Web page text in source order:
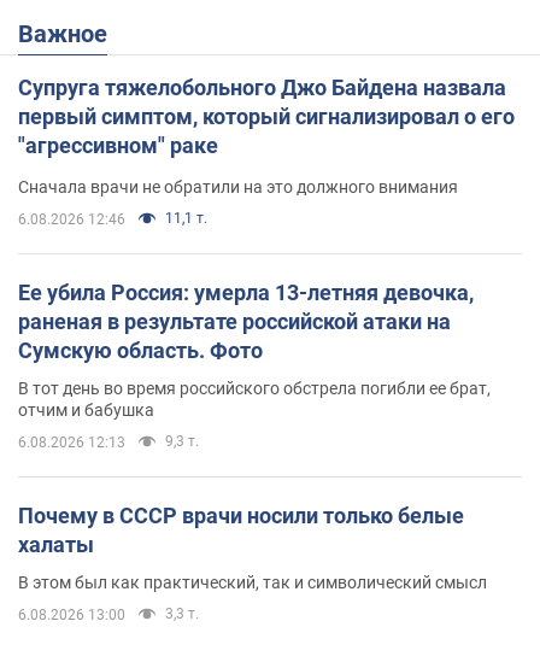
Важное
Супруга тяжелобольного Джо Байдена назвала
первый симптом, который сигнализировал о его
"агрессивном" раке
Сначала врачи не обратили на это должного внимания
6.08.2026 12:46 11,1 т.
Ее убила Россия: умерла 13-летняя девочка,
раненая в результате российской атаки на
Сумскую область. Фото
В тот день во время российского обстрела погибли ее брат,
отчим и бабушка
6.08.2026 12:13 9,3 т.
Почему в СССР врачи носили только белые
халаты
В этом был как практический, так и символический смысл
6.08.2026 13:00 3,3 т.